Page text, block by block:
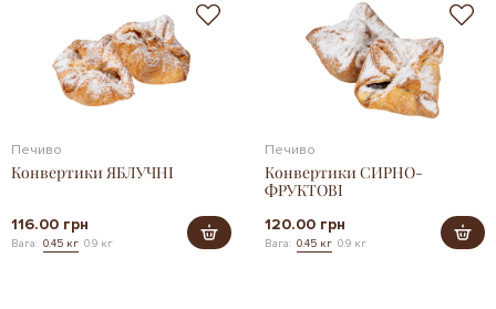
Печиво
Конвертики ЯБЛУЧНІ
116.00 грн
Вага: 0.45 кг 0.9 кг
Печиво
Конвертики СИРНО-
ФРУКТОВІ
120.00 грн
Вага: 0.45 кг 0.9 кг